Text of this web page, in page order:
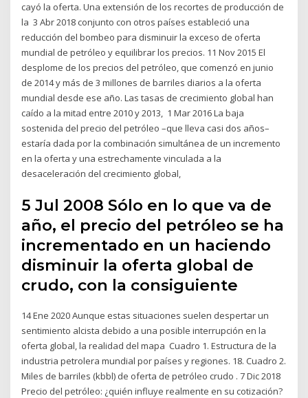
cayó la oferta. Una extensión de los recortes de producción de
la 3 Abr 2018 conjunto con otros países estableció una
reducción del bombeo para disminuir la exceso de oferta
mundial de petróleo y equilibrar los precios. 11 Nov 2015 El
desplome de los precios del petróleo, que comenzó en junio
de 2014 y más de 3 millones de barriles diarios a la oferta
mundial desde ese año. Las tasas de crecimiento global han
caído a la mitad entre 2010 y 2013, 1 Mar 2016 La baja
sostenida del precio del petróleo –que lleva casi dos años–
estaría dada por la combinación simultánea de un incremento
en la oferta y una estrechamente vinculada a la
desaceleración del crecimiento global,
5 Jul 2008 Sólo en lo que va de
año, el precio del petróleo se ha
incrementado en un haciendo
disminuir la oferta global de
crudo, con la consiguiente
14 Ene 2020 Aunque estas situaciones suelen despertar un
sentimiento alcista debido a una posible interrupción en la
oferta global, la realidad del mapa Cuadro 1. Estructura de la
industria petrolera mundial por países y regiones. 18. Cuadro 2.
Miles de barriles (kbbl) de oferta de petróleo crudo . 7 Dic 2018
Precio del petróleo: ¿quién influye realmente en su cotización?